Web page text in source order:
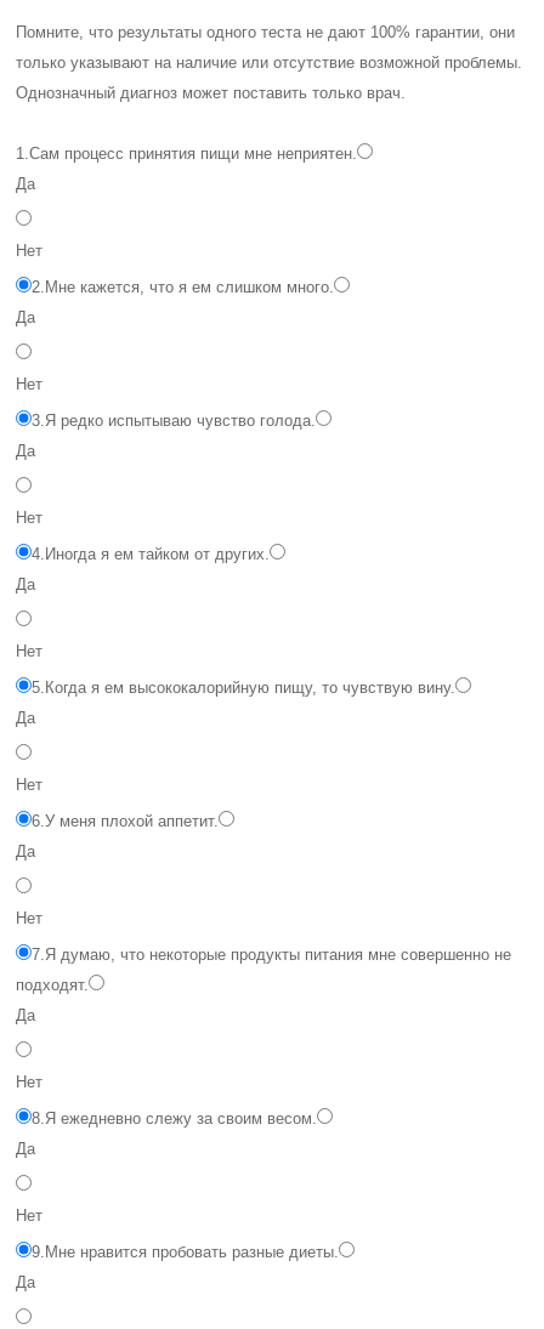
Помните, что результаты одного теста не дают 100% гарантии, они
только указывают на наличие или отсутствие возможной проблемы.
Однозначный диагноз может поставить только врач.
1.Сам процесс принятия пищи мне неприятен.
Да
Нет
2. Мне кажется, что я ем слишком много.
Да
Нет
3.Я редко испытываю чувство голода.
Да
Нет
4. Иногда я ем тайком от других.
Да
Нет
5. Когда я ем высококалорийную пищу, то чувствую вину.
Да
Нет
6.У меня плохой аппетит.
Да
Нет
7.Я думаю, что некоторые продукты питания мне совершенно не
подходят.
Да
Нет
8.Я ежедневно слежу за своим весом.
Да
Нет
9. Мне нравится пробовать разные диеты.
Да